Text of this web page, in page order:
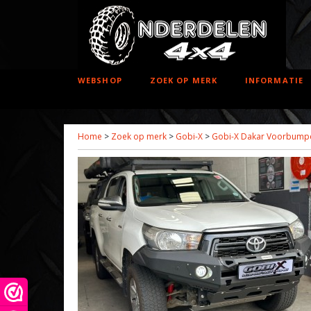
WEBSHOP ZOEK OP MERK INFORMATIE
Home > Zoek op merk > Gobi-X > Gobi-X Dakar